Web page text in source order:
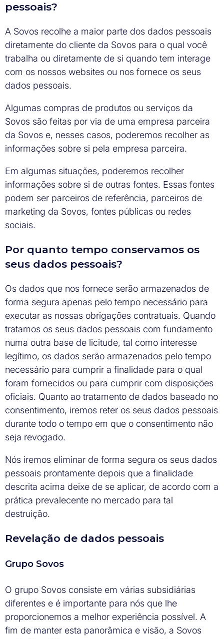
pessoais?
A Sovos recolhe a maior parte dos dados pessoais
diretamente do cliente da Sovos para o qual você
trabalha ou diretamente de si quando tem interage
com os nossos websites ou nos fornece os seus
dados pessoais.
Algumas compras de produtos ou serviços da
Sovos são feitas por via de uma empresa parceira
da Sovos e, nesses casos, poderemos recolher as
informações sobre si pela empresa parceira.
Em algumas situações, poderemos recolher
informações sobre si de outras fontes. Essas fontes
podem ser parceiros de referência, parceiros de
marketing da Sovos, fontes públicas ou redes
sociais.
Por quanto tempo conservamos os
seus dados pessoais?
Os dados que nos fornece serão armazenados de
forma segura apenas pelo tempo necessário para
executar as nossas obrigações contratuais. Quando
tratamos os seus dados pessoais com fundamento
numa outra base de licitude, tal como interesse
legítimo, os dados serão armazenados pelo tempo
necessário para cumprir a finalidade para o qual
foram fornecidos ou para cumprir com disposições
oficiais. Quanto ao tratamento de dados baseado no
consentimento, iremos reter os seus dados pessoais
durante todo o tempo em que o consentimento não
seja revogado.
Nós iremos eliminar de forma segura os seus dados
pessoais prontamente depois que a finalidade
descrita acima deixe de se aplicar, de acordo com a
prática prevalecente no mercado para tal
destruição.
Revelação de dados pessoais
Grupo Sovos
O grupo Sovos consiste em várias subsidiárias
diferentes e é importante para nós que lhe
proporcionemos a melhor experiência possível. A
fim de manter esta panorâmica e visão, a Sovos